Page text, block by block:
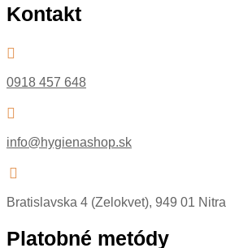
Kontakt

0918 457 648

info@hygienashop.sk

Bratislavska 4 (Zelokvet), 949 01 Nitra
Platobné metódy